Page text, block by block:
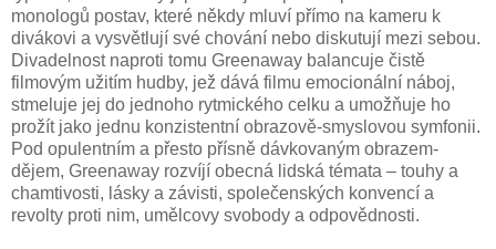
monologů postav, které někdy mluví přímo na kameru k
divákovi a vysvětlují své chování nebo diskutují mezi sebou.
Divadelnost naproti tomu Greenaway balancuje čistě
filmovým užitím hudby, jež dává filmu emocionální náboj,
stmeluje jej do jednoho rytmického celku a umožňuje ho
prožít jako jednu konzistentní obrazově-smyslovou symfonii.
Pod opulentním a přesto přísně dávkovaným obrazem-
dějem, Greenaway rozvíjí obecná lidská témata – touhy a
chamtivosti, lásky a závisti, společenských konvencí a
revolty proti nim, umělcovy svobody a odpovědnosti.